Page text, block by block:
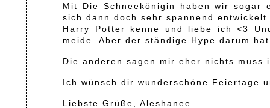
Mit Die Schneekönigin haben wir sogar
sich dann doch sehr spannend
Harry Potter kenne und liebe ich <3
meide. Aber der ständige Hype darum
Die anderen sagen mir eher nichts
Ich wünsch dir wunderschöne Feiertage
Liebste Grüße, Aleshanee